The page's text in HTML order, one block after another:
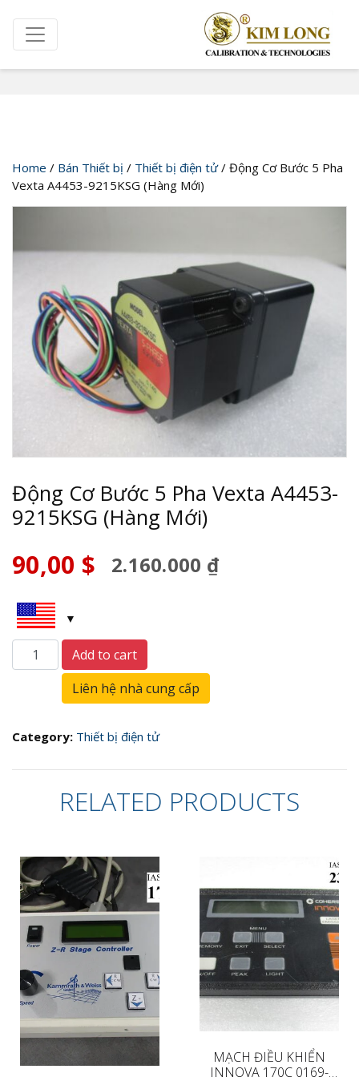
Cửa hàng
Home / Bán Thiết bị / Thiết bị điện tử/ Động Cơ Bước 5 Pha
Vexta A4453-9215KSG (Hàng Mới)
Động Cơ Bước 5 Pha Vexta A4453-
9215KSG (Hàng Mới)
90,00 $ 2.160.000 ₫
Động
Cơ
Vexta
9215KSG
Add to cart
Liên hệ nhà cung cấp
Category: Thiết bị điện tử
RELATED PRODUCTS
MẠCH ĐIỀU KHIỂN
INNOVA 170C 0169-